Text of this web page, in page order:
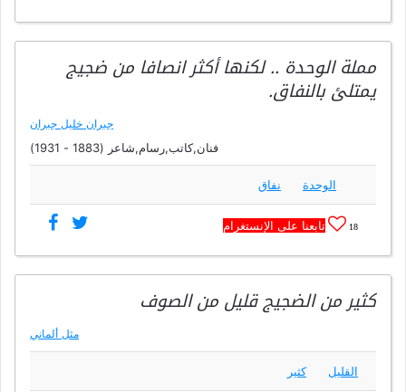
مملة الوحدة .. لكنها أكثر انصافا من ضجيج
يمتلئ بالنفاق.
جبران خليل جبران
فنان,كاتب,رسام,شاعر (1883 - 1931)
الوحدة نفاق
18 تابعنا على الإنستغرام
كثير من الضجيج قليل من الصوف
مثل ألماني
القليل كثير